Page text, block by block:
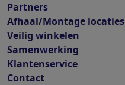
Partners
Afhaal/Montage locaties
Veilig winkelen
Samenwerking
Klantenservice
Contact